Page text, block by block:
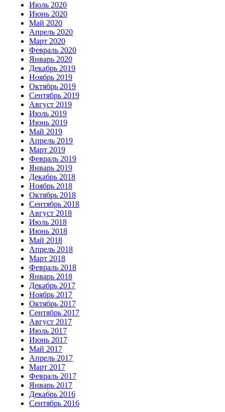
Июль 2020
Июнь 2020
Май 2020
Апрель 2020
Март 2020
Февраль 2020
Январь 2020
Декабрь 2019
Ноябрь 2019
Октябрь 2019
Сентябрь 2019
Август 2019
Июль 2019
Июнь 2019
Май 2019
Апрель 2019
Март 2019
Февраль 2019
Январь 2019
Декабрь 2018
Ноябрь 2018
Октябрь 2018
Сентябрь 2018
Август 2018
Июль 2018
Июнь 2018
Май 2018
Апрель 2018
Март 2018
Февраль 2018
Январь 2018
Декабрь 2017
Ноябрь 2017
Октябрь 2017
Сентябрь 2017
Август 2017
Июль 2017
Июнь 2017
Май 2017
Апрель 2017
Март 2017
Февраль 2017
Январь 2017
Декабрь 2016
Сентябрь 2016